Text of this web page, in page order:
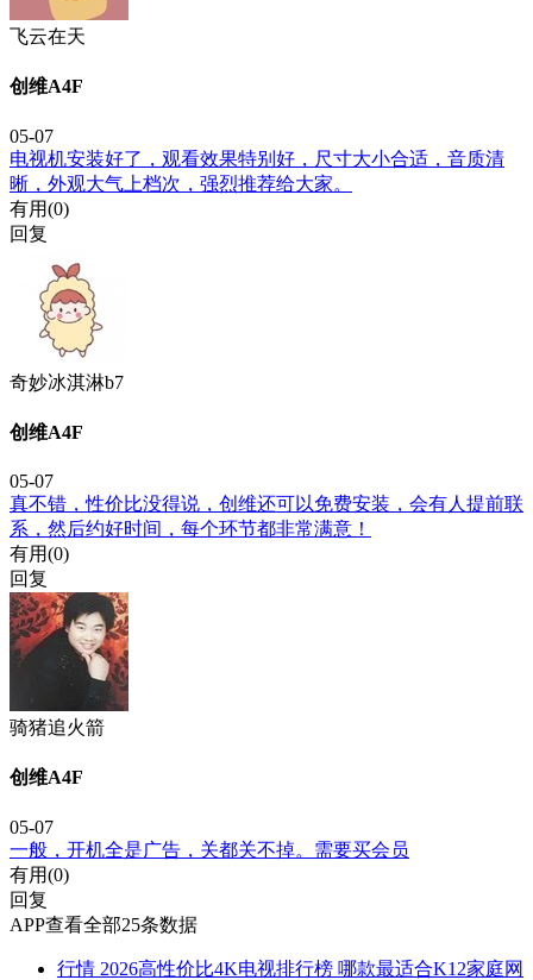
飞云在天
创维A4F
05-07
电视机安装好了，观看效果特别好，尺寸大小合适，音质清
晰，外观大气上档次，强烈推荐给大家。
有用(0)
回复
奇妙冰淇淋b7
创维A4F
05-07
真不错，性价比没得说，创维还可以免费安装，会有人提前联
系，然后约好时间，每个环节都非常满意！
有用(0)
回复
骑猪追火箭
创维A4F
05-07
一般，开机全是广告，关都关不掉。需要买会员
有用(0)
回复
APP查看全部25条数据
行情 2026高性价比4K电视排行榜 哪款最适合K12家庭网